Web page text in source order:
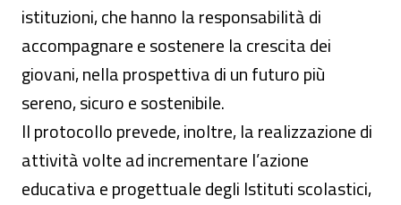
istituzioni, che hanno la responsabilità di
accompagnare e sostenere la crescita dei
giovani, nella prospettiva di un futuro più
sereno, sicuro e sostenibile.
Il protocollo prevede, inoltre, la realizzazione di
attività volte ad incrementare l’azione
educativa e progettuale degli Istituti scolastici,